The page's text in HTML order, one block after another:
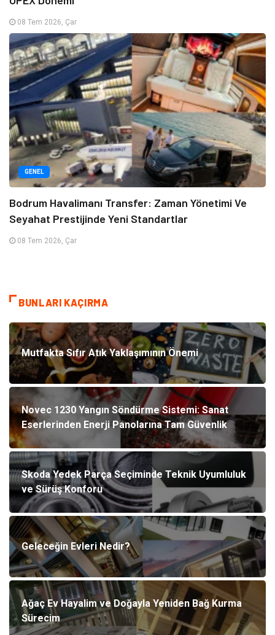
08 Tem 2026, Çar
GENEL
Bodrum Havalimanı Transfer: Zaman Yönetimi Ve
Seyahat Prestijinde Yeni Standartlar
08 Tem 2026, Çar
BUNLARI KAÇIRMA
Mutfakta Sıfır Atık Yaklaşımının Önemi
Novec 1230 Yangın Söndürme Sistemi: Sanat
Eserlerinden Enerji Panolarına Tam Güvenlik
Skoda Yedek Parça Seçiminde Teknik Uyumluluk
ve Sürüş Konforu
Geleceğin Evleri Nedir?
Ağaç Ev Hayalim ve Doğayla Yeniden Bağ Kurma
Sürecim